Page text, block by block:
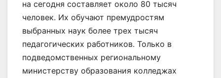
на сегодня составляет около 80 тысяч
человек. Их обучают премудростям
выбранных наук более трех тысяч
педагогических работников. Только в
подведомственных региональному
министерству образования колледжах